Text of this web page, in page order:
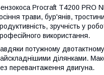
Procraft T4200 PRO
трави, бур'янів,
зручність у
використання.
потужному
ділянками.
перевантаження двигуна.